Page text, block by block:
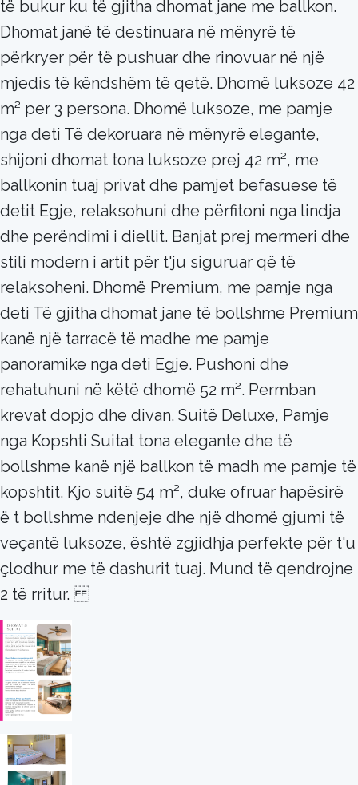
të bukur ku të gjitha dhomat jane me ballkon.
Dhomat janë të destinuara në mënyrë të
përkryer për të pushuar dhe rinovuar në një
mjedis të këndshëm të qetë. Dhomë luksoze 42
m² per 3 persona. Dhomë luksoze, me pamje
nga deti Të dekoruara në mënyrë elegante,
shijoni dhomat tona luksoze prej 42 m², me
ballkonin tuaj privat dhe pamjet befasuese të
detit Egje, relaksohuni dhe përfitoni nga lindja
dhe perëndimi i diellit. Banjat prej mermeri dhe
stili modern i artit për t'ju siguruar që të
relaksoheni. Dhomë Premium, me pamje nga
deti Të gjitha dhomat jane të bollshme Premium
kanë një tarracë të madhe me pamje
panoramike nga deti Egje. Pushoni dhe
rehatuhuni në këtë dhomë 52 m². Permban
krevat dopjo dhe divan. Suitë Deluxe, Pamje
nga Kopshti Suitat tona elegante dhe të
bollshme kanë një ballkon të madh me pamje të
kopshtit. Kjo suitë 54 m², duke ofruar hapësirë ​
ë t bollshme ndenjeje dhe një dhomë gjumi të
veçantë luksoze, është zgjidhja perfekte për t'u
çlodhur me të dashurit tuaj. Mund të qendrojne
2 të rritur.